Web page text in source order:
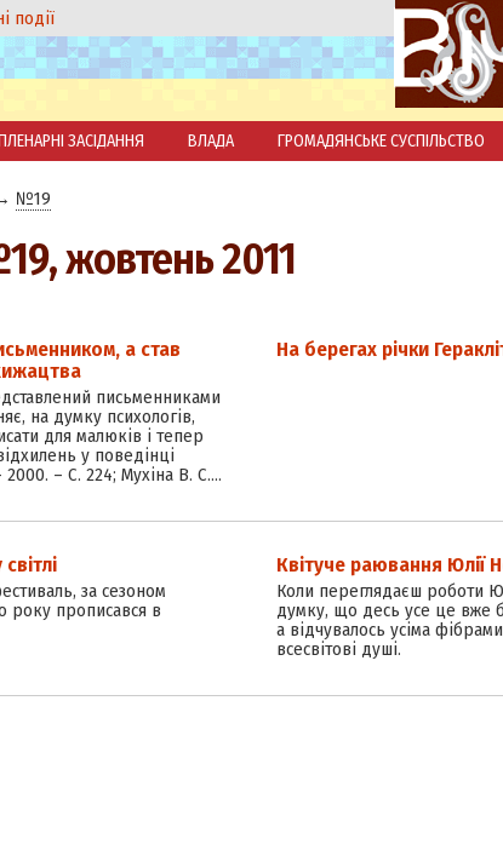
події
ЗАСІДАННЯ ВЛАДА ГРОМАДЯНСЬКЕ СУСПІЛЬСТВО
№19
жовтень 2011
а став
письменниками
на думку психологів,
для малюків і тепер
у поведінці
– С. 224; Мухіна В. С.…
На берегах річки
за сезоном
року прописався в
Квітуче раювання Юлії
Коли переглядаєш роботи
думку, що десь усе це вже
а відчувалось усіма
всесвітові душі.